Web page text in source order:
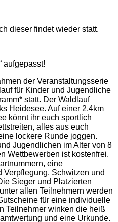
dieser findet wieder statt.
aufgepasst!
der Veranstaltungsserie
für Kinder und Jugendliche
statt. Der Waldlauf
Heidesee. Auf einer 2,4km
könnt ihr euch sportlich
alles aus euch
lockere Runde joggen.
Jugendlichen im Alter von 8
Wettbewerben ist kostenfrei.
eine
Schwitzen und
Sieger und Platzierten
allen Teilnehmern werden
für eine individuelle
Teilnehmer winken die heiß
und eine Urkunde.